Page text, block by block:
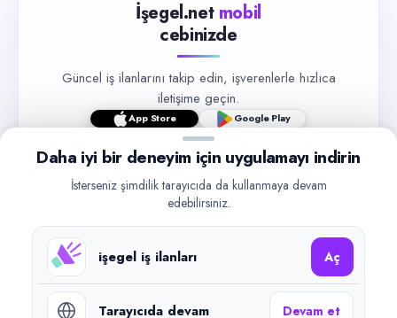
İşegel.net mobil
cebinizde
Güncel iş ilanlarını takip edin, işverenlerle hızlıca
iletişime geçin.
App Store Google Play
işegel.net bir ilan yayın platformudur; iş bulma aracılığı veya işe
yerleştirme faaliyeti yapmaz.
Daha iyi bir deneyim için uygulamayı indirin
İsterseniz şimdilik tarayıcıda da kullanmaya devam
edebilirsiniz.
işegel iş ilanları Aç
Tarayıcıda devam Devam et